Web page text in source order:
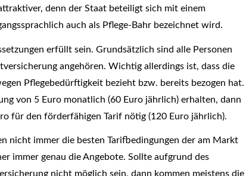
denn der Staat beteiligt sich mit einem
auch als Pflege-Bahr bezeichnet wird.
erfüllt sein. Grundsätzlich sind alle Per­sonen
angehören. Wichtig allerdings ist, dass die
Pflegebedürftigkeit bezieht bzw. bereits bezogen hat.
von 5 Euro monatlich (60 Euro jährlich) erhalten, dann
für den förderfähigen Tarif nötig (120 Euro jährlich).
nicht immer die besten Tarifbedingungen der am Markt
immer genau die Angebote. Sollte aufgrund des
nicht möglich sein, dann kommen meistens die